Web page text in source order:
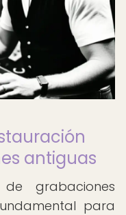
antiguas
grabaciones
para